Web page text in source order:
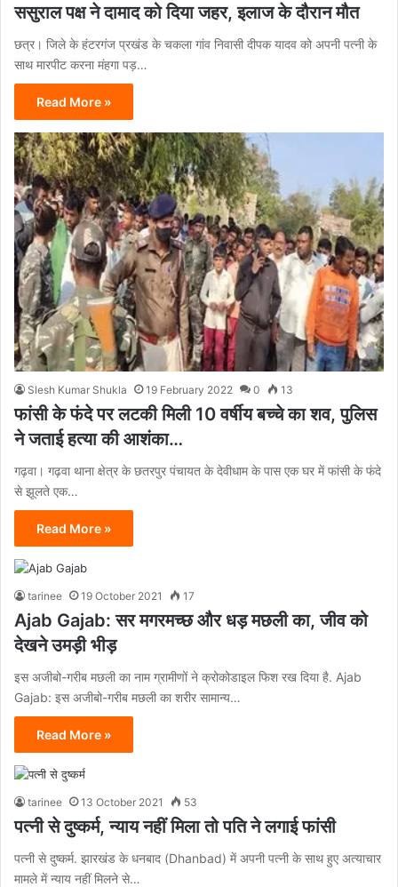
ससुराल पक्ष ने दामाद को दिया जहर, इलाज के दौरान मौत
छत्र। जिले के हंटरगंज प्रखंड के चकला गांव निवासी दीपक यादव को अपनी पत्नी के
साथ मारपीट करना मंहगा पड़…
Read More »
Slesh Kumar Shukla 19 February 2022 0 13
फांसी के फंदे पर लटकी मिली 10 वर्षीय बच्चे का शव, पुलिस
ने जताई हत्या की आशंका…
गढ़वा। गढ़वा थाना क्षेत्र के छतरपुर पंचायत के देवीधाम के पास एक घर में फांसी के फंदे
से झूलते एक…
Read More »
tarinee 19 October 2021 17
Ajab Gajab: सर मगरमच्छ और धड़ मछली का, जीव को
देखने उमड़ी भीड़
इस अजीबो-गरीब मछली का नाम ग्रामीणों ने क्रोकोडाइल फिश रख दिया है. Ajab
Gajab: इस अजीबो-गरीब मछली का शरीर सामान्य…
Read More »
tarinee 13 October 2021 53
पत्‍नी से दुष्‍कर्म, न्‍याय नहीं मिला तो पति ने लगाई फांसी
पत्‍नी से दुष्‍कर्म. झारखंड के धनबाद (Dhanbad) में अपनी पत्नी के साथ हुए अत्याचार
मामले में न्याय नहीं मिलने से…